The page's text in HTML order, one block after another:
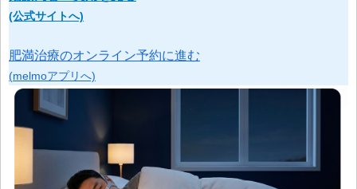
(公式サイトへ)
肥満治療のオンライン予約に進む
(melmoアプリへ)